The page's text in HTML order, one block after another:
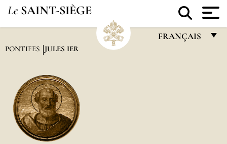
Le SAINT-SIÈGE
FRANÇAIS
PONTIFES JULES IER